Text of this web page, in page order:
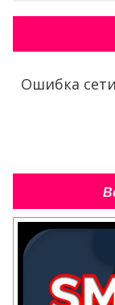
Ошибка